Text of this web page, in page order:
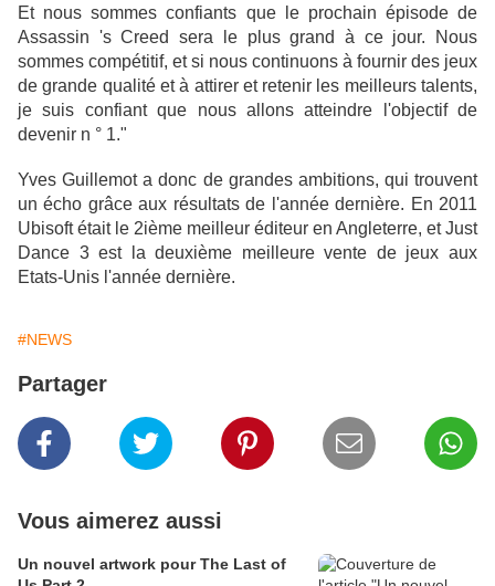
Et nous sommes confiants que
le prochain épisode de
Assassin 's Creed
sera le plus grand à ce jour. Nous
sommes compétitif, et si nous continuons à fournir des jeux
de grande qualité et à attirer et retenir les meilleurs talents,
je suis confiant que nous allons atteindre l'objectif de
devenir n ° 1."
Yves Guillemot a donc de grandes ambitions, qui trouvent
un écho grâce aux résultats de l'année dernière. En 2011
Ubisoft était le 2ième meilleur éditeur en Angleterre, etJust
Dance 3 est la deuxième meilleure vente de jeux aux
Etats-Unis l'année dernière.
#NEWS
Partager
Vous aimerez aussi
Un nouvel artwork pour The Last of